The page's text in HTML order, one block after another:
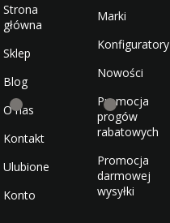
Strona
główna
Sklep
Blog
O nas
Kontakt
Ulubione
Konto
Marki
Konfiguratory
Nowości
Promocja
progów
rabatowych
Promocja
darmowej
wysyłki